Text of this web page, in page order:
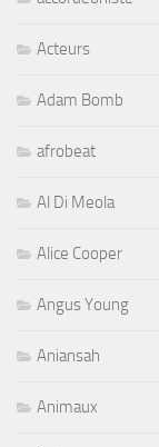
Acteurs
Adam Bomb
afrobeat
Al Di Meola
Alice Cooper
Angus Young
Aniansah
Animaux